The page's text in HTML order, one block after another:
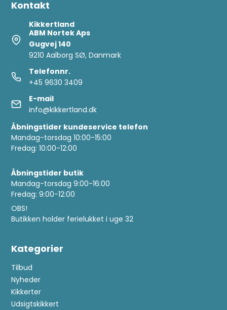
Kontakt
Kikkertland
ABM Nortek Aps
Gugvej 140
9210 Aalborg SØ, Danmark
Telefonnr.
+45 9630 3409
E-mail
info@kikkertland.dk
Åbningstider kundeservice telefon
Mandag-torsdag 10:00-15:00
Fredag: 10:00-12:00
Åbningstider butik
Mandag-torsdag 9:00-16:00
Fredag: 9:00-12:00
OBS!
Butikken holder ferielukket i uge 32
Kategorier
Tilbud
Nyheder
Kikkerter
Udsigtskikkert